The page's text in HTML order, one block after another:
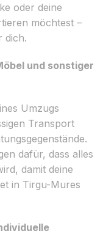
oder deine
möchtest –
dich.
und sonstiger
Umzugs
Transport
dafür, dass alles
damit deine
in Tirgu-Mures